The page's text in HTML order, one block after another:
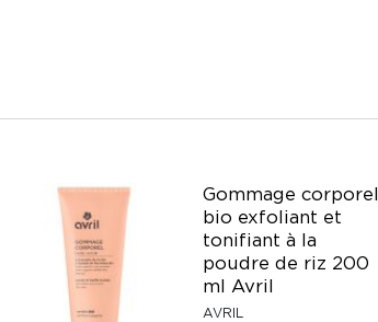
Gommage corporel
bio exfoliant et
tonifiant à la
poudre de riz 200
ml Avril
AVRIL